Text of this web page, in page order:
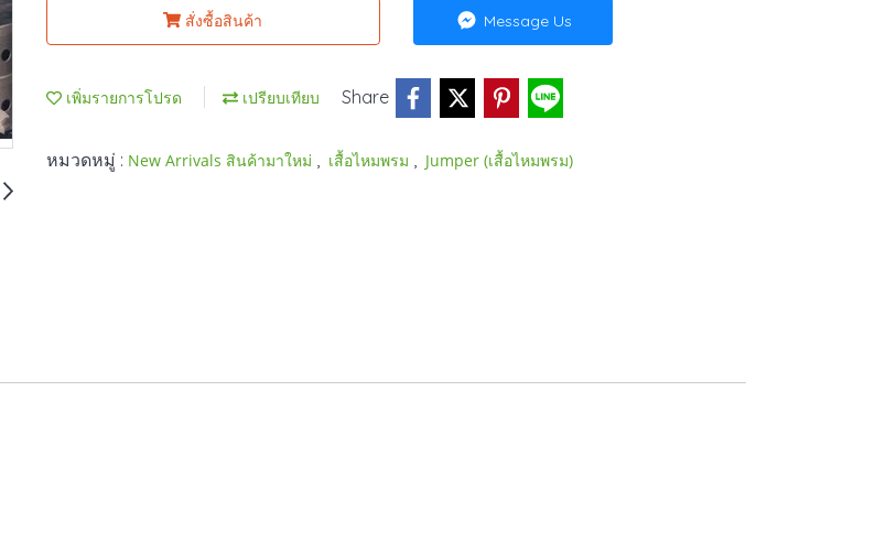
สั่งซื้อสินค้า Message Us
เพิ่มรายการโปรด เปรียบเทียบ Share
หมวดหมู่ : New Arrivals สินค้ามาใหม่ เสื้อไหมพรม Jumper (เสื้อไหมพรม)